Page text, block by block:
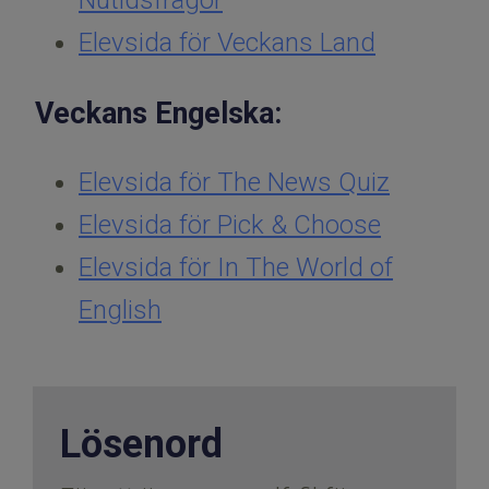
Elevsida för Veckans Land
Veckans Engelska:
Elevsida för The News Quiz
Elevsida för Pick & Choose
Elevsida för In The World of
English
Lösenord